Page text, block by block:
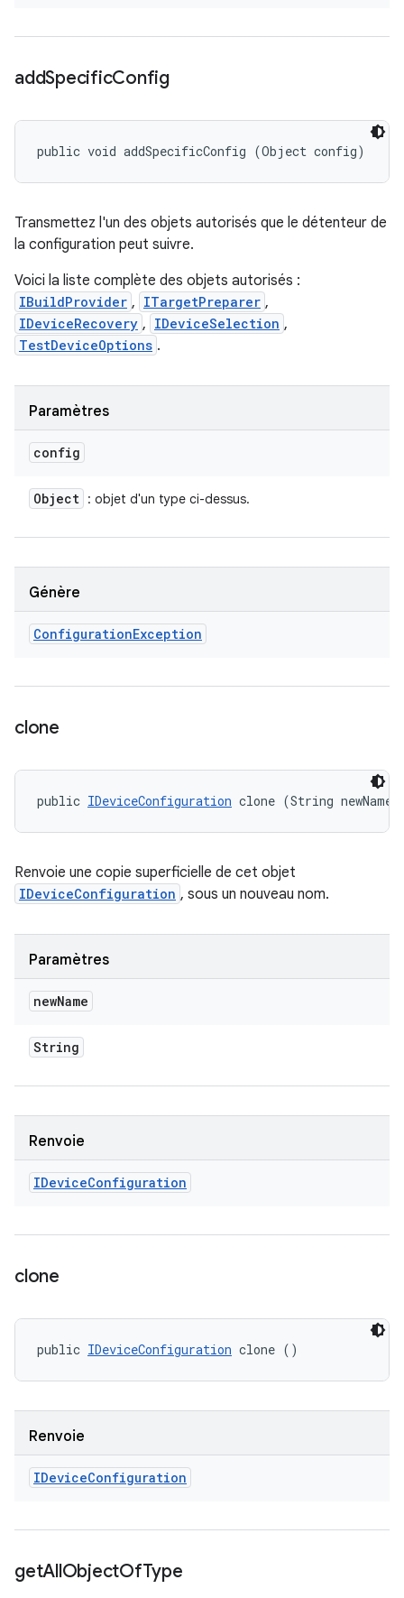
addSpecificConfig
public void addSpecificConfig (Object config)
Transmettez l'un des objets autorisés que le détenteur de
la configuration peut suivre.
Voici la liste complète des objets autorisés :
IBuildProvider , ITargetPreparer ,
IDeviceRecovery , IDeviceSelection ,
TestDeviceOptions .
Paramètres
config
Object : objet d'un type ci-dessus.
Génère
ConfigurationException
clone
public IDeviceConfiguration clone (String newName)
Renvoie une copie superficielle de cet objet
IDeviceConfiguration , sous un nouveau nom.
Paramètres
newName
String
Renvoie
IDeviceConfiguration
clone
public IDeviceConfiguration clone ()
Renvoie
IDeviceConfiguration
getAllObjectOfType